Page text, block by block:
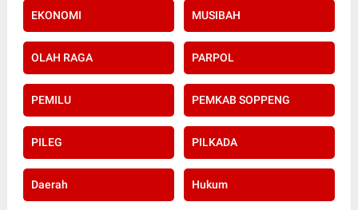
EKONOMI MUSIBAH
OLAH RAGA PARPOL
PEMILU PEMKAB SOPPENG
PILEG PILKADA
Daerah Hukum